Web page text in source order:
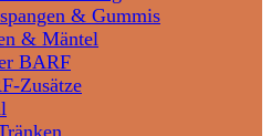
& Gummis
& Mäntel
BARF
Zusätze